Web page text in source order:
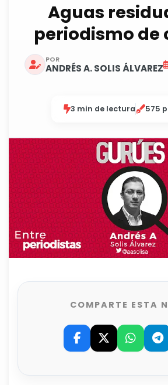
Aguas
periodismo de
POR
ANDRÉS A. SOLIS ÁLVAREZ
3 min de lectura 575
COMPARTE ESTA